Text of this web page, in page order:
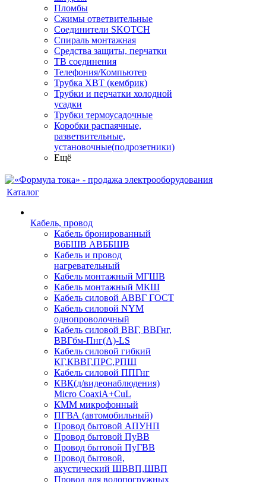
Пломбы
Сжимы ответвительные
Соединители SKOTCH
Спираль монтажная
Средства защиты, перчатки
ТВ соединения
Телефония/Компьютер
Трубка ХВТ (кембрик)
Трубки и перчатки холодной
усадки
Трубки термоусадочные
Коробки распаячные,
разветвительные,
установочные(подрозетники)
Ещё
Каталог
Кабель, провод
Кабель бронированный
ВбБШВ АВББШВ
Кабель и провод
нагревательный
Кабель монтажный МГШВ
Кабель монтажный МКШ
Кабель силовой АВВГ ГОСТ
Кабель силовой NYM
однопроволочный
Кабель силовой ВВГ, ВВГнг,
ВВГбм-Пнг(А)-LS
Кабель силовой гибкий
КГ,КВВГ,ПРС,РПШ
Кабель силовой ППГнг
КВК(д/видеонаблюдения)
Micro CoaxiA+CuL
КММ микрофонный
ПГВА (автомобильный)
Провод бытовой АПУНП
Провод бытовой ПуВВ
Провод бытовой ПуГВВ
Провод бытовой,
акустический ШВВП,ШВП
Провод для водопогружных